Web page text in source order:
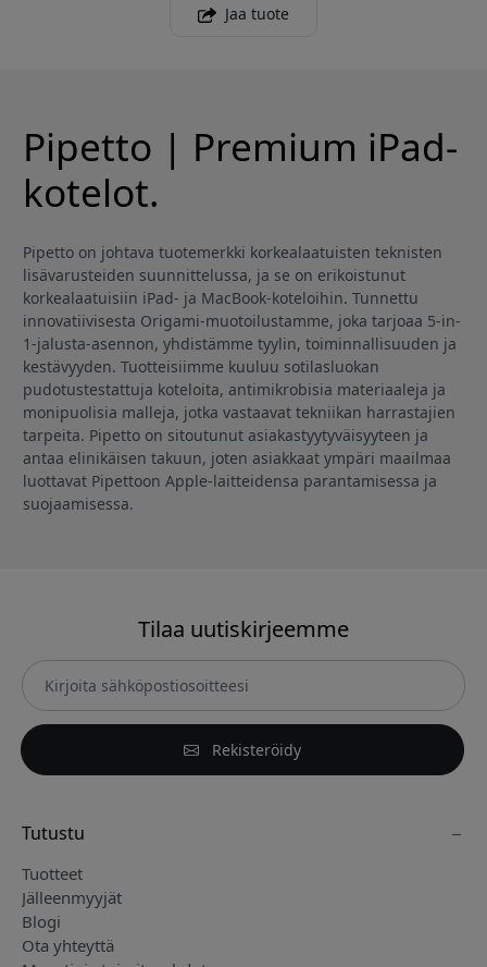
Jaa tuote
Pipetto | Premium iPad-
kotelot.
Pipetto on johtava tuotemerkki korkealaatuisten teknisten
lisävarusteiden suunnittelussa, ja se on erikoistunut
korkealaatuisiin iPad- ja MacBook-koteloihin. Tunnettu
innovatiivisesta Origami-muotoilustamme, joka tarjoaa 5-in-
1-jalusta-asennon, yhdistämme tyylin, toiminnallisuuden ja
kestävyyden. Tuotteisiimme kuuluu sotilasluokan
pudotustestattuja koteloita, antimikrobisia materiaaleja ja
monipuolisia malleja, jotka vastaavat tekniikan harrastajien
tarpeita. Pipetto on sitoutunut asiakastyytyväisyyteen ja
antaa elinikäisen takuun, joten asiakkaat ympäri maailmaa
luottavat Pipettoon Apple-laitteidensa parantamisessa ja
suojaamisessa.
Tilaa uutiskirjeemme
Rekisteröidy
Tutustu
Tuotteet
Jälleenmyyjät
Blogi
Ota yhteyttä